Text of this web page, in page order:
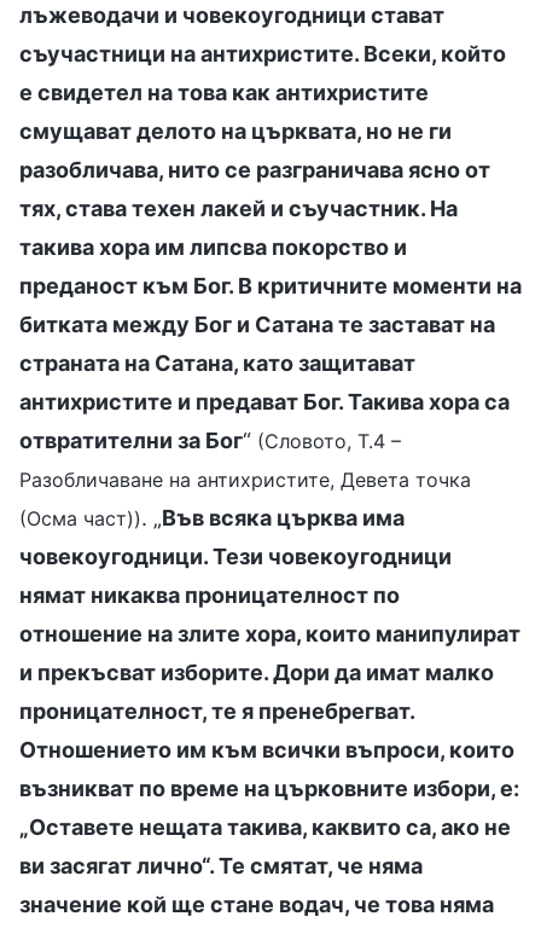
лъжеводачи и човекоугодници стават
съучастници на антихристите. Всеки, който
е свидетел на това как антихристите
смущават делото на църквата, но не ги
разобличава, нито се разграничава ясно от
тях, става техен лакей и съучастник. На
такива хора им липсва покорство и
преданост към Бог. В критичните моменти на
битката между Бог и Сатана те застават на
страната на Сатана, като защитават
антихристите и предават Бог. Такива хора са
отвратителни за Бог“ (Словото, Т.4 –
Разобличаване на антихристите, Девета точка
(Осма част)). „Във всяка църква има
човекоугодници. Тези човекоугодници
нямат никаква проницателност по
отношение на злите хора, които манипулират
и прекъсват изборите. Дори да имат малко
проницателност, те я пренебрегват.
Отношението им към всички въпроси, които
възникват по време на църковните избори, е:
„Оставете нещата такива, каквито са, ако не
ви засягат лично“. Те смятат, че няма
значение кой ще стане водач, че това няма